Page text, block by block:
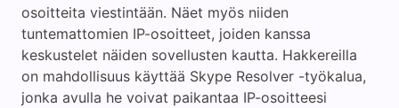
osoitteita viestintään. Näet myös niiden
tuntemattomien IP-osoitteet, joiden kanssa
keskustelet näiden sovellusten kautta. Hakkereilla
on mahdollisuus käyttää Skype Resolver -työkalua,
jonka avulla he voivat paikantaa IP-osoitteesi